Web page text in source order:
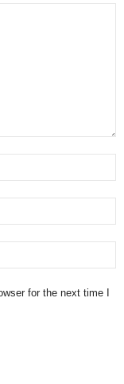
for the next time I